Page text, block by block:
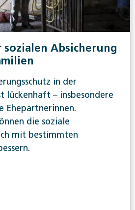
sozialen Absicherung
in der
lückenhaft – insbesondere
die soziale
mit bestimmten